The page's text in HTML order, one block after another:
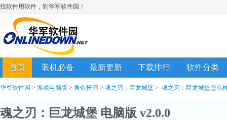
找软件用软件，到华军软件园！
首页 装机必备 最新更新 下载排行 软件分类
华军软件园 > 游戏电脑版 > 角色扮演 > 魂之刃：巨龙城堡 > 魂之刃：巨龙城堡怎么
魂之刃：巨龙城堡 电脑版 v2.0.0